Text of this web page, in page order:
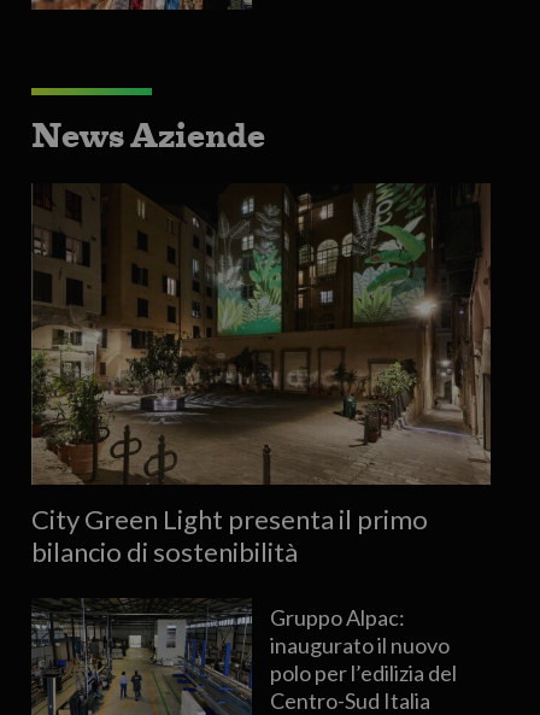
News Aziende
City Green Light presenta il primo
bilancio di sostenibilità
Gruppo Alpac:
inaugurato il nuovo
polo per l’edilizia del
Centro-Sud Italia